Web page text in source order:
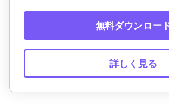
無料ダウンロー
詳しく見る